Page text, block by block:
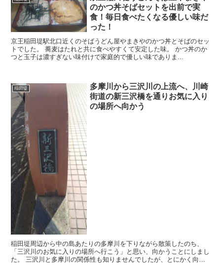
のかつ丼そばセットを出前で実
食！毎日食べたくなる優しい味だ
った！
京王稲田堤駅北口近くのそばうどん屋やまきやのかつ丼とそばのセッ
トでした。 蕎麦はたれと共に食べやすくて安定した味。 かつ丼のか
つと玉子は濃すぎない味付けで家庭的で優しい味でありま...
稲田堤
多摩川から三沢川の上流へ、川崎
街道の新三沢橋を通りお気に入り
の場所へ向かう
稲田堤周辺から中の島あたりの多摩川を下りながら散策したのち、
「三沢川のお気に入りの場所へ行こう」と思い、向かうことにしまし
た。 三沢川と多摩川の関係性も知りませんでしたが、とにかく向か